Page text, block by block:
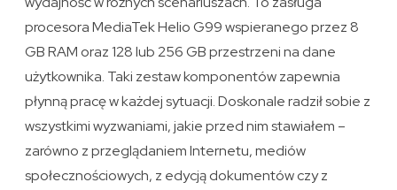
procesora MediaTek Helio G99 wspieranego przez 8
GB RAM oraz 128 lub 256 GB przestrzeni na dane
użytkownika. Taki zestaw komponentów zapewnia
płynną pracę w każdej sytuacji. Doskonale radził sobie z
wszystkimi wyzwaniami, jakie przed nim stawiałem –
zarówno z przeglądaniem Internetu, mediów
społecznościowych, z edycją dokumentów czy z